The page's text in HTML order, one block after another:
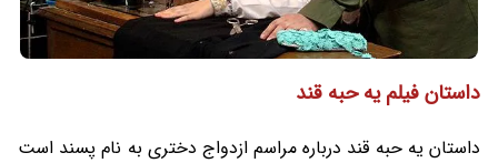
داستان فیلم یه حبه قند
داستان یه حبه قند درباره مراسم ازدواج دختری به نام پسند است